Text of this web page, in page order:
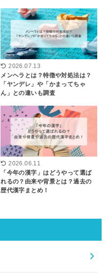
2026.07.13
メンヘラとは？特徴や対処法は？
「ヤンデレ」や「かまってちゃ
ん」との違いも調査
2026.06.11
「今年の漢字」はどうやって選ば
れるの？由来や背景とは？過去の
歴代漢字まとめ！